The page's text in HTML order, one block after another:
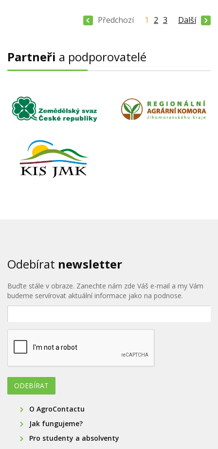
Předchozí 1 2 3 Další
Partneři a podporovatelé
Odebírat newsletter
Buďte stále v obraze. Zanechte nám zde Váš e-mail a my Vám
budeme servírovat aktuální informace jako na podnose.
O AgroContactu
Jak fungujeme?
Pro studenty a absolventy